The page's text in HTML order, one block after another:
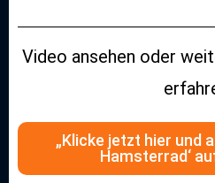
Video ansehen oder
„Klicke jetzt hier und
Hamsterrad‘